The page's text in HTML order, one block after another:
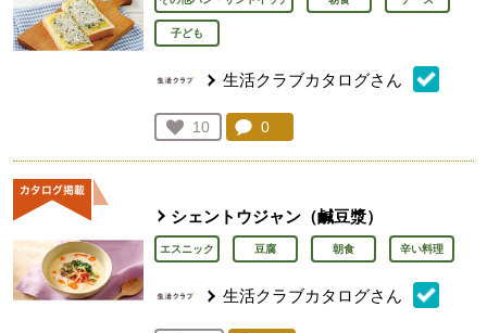
子ども
生活クラブカタログさん
お気に入り登録：
10
人が登録
コメント：
0
シェントウジャン（鹹豆漿）
エスニック 豆腐 朝食 辛い料理
生活クラブカタログさん